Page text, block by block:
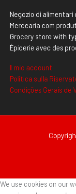
Negozio di
Mercearia com
Grocery store with
Épicerie avec des
Il mio account
Politica sulla
Condições Gerais de
We use cookies on our